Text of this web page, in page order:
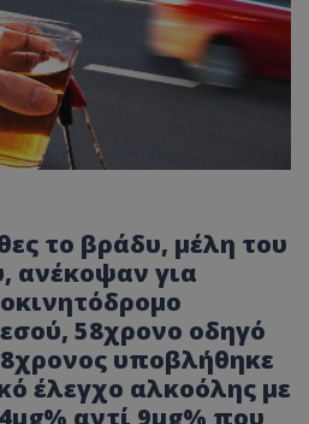
το βράδυ, μέλη του
ανέκοψαν για
58χρονο οδηγό
υποβλήθηκε
έλεγχο αλκοόλης με
αντί 9μg% που